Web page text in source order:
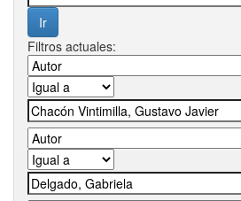
Filtros actuales: